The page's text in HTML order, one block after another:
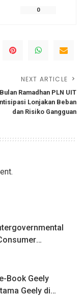
0
NEXT ARTICLE
Ramadhan PLN UIT
Lonjakan Beban
dan Risiko Gangguan
BPKN RI
Produk dan
Digital
Book Geely
Geely di